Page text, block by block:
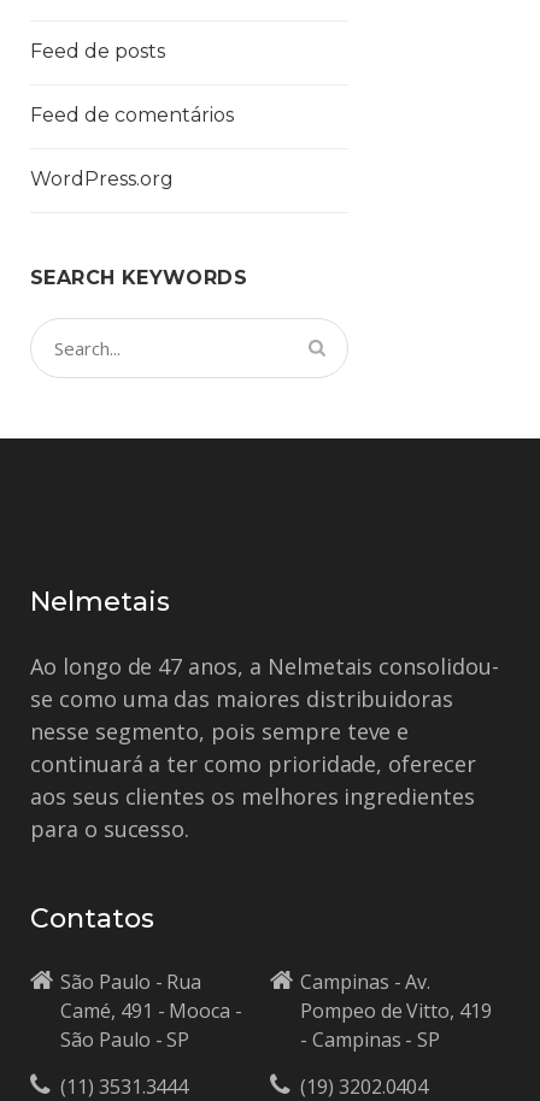
Feed de posts
Feed de comentários
WordPress.org
SEARCH KEYWORDS
Nelmetais
Ao longo de 47 anos, a Nelmetais consolidou-
se como uma das maiores distribuidoras
nesse segmento, pois sempre teve e
continuará a ter como prioridade, oferecer
aos seus clientes os melhores ingredientes
para o sucesso.
Contatos
São Paulo - Rua
Camé, 491 - Mooca -
São Paulo - SP
(11) 3531.3444
Campinas - Av.
Pompeo de Vitto, 419
- Campinas - SP
(19) 3202.0404